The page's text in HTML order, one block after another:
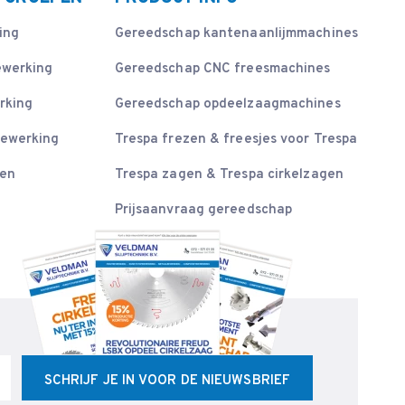
Gereedschap kantenaanlijmmachines
Gereedschap CNC freesmachines
Gereedschap opdeelzaagmachines
Trespa frezen & freesjes voor Trespa
Trespa zagen & Trespa cirkelzagen
Prijsaanvraag gereedschap
SCHRIJF JE IN VOOR DE NIEUWSBRIEF